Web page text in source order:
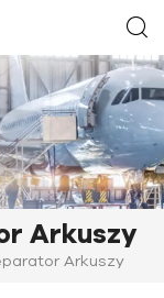
Arkuszy
Arkuszy